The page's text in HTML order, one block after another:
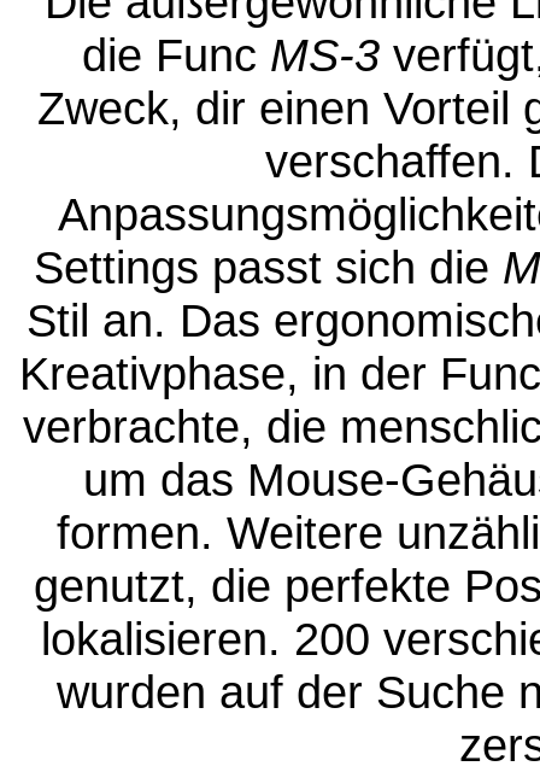
die Func MS-3
Zweck, dir einen Vorteil
verschaffen.
Settings passt sich die
Stil an. Das
Kreativphase, in der
verbrachte, die
um das Mouse-
formen. Weitere
genutzt, die perfekte
lokalisieren. 200
wurden auf der Suche